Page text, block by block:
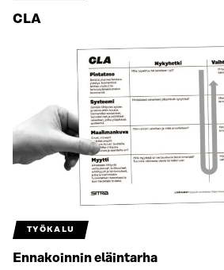
CLA
TYÖKALU
Ennakoinnin eläintarha